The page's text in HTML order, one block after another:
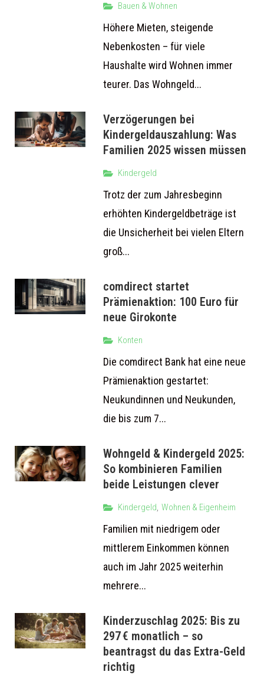
Bauen & Wohnen
Höhere Mieten, steigende
Nebenkosten – für viele
Haushalte wird Wohnen immer
teurer. Das Wohngeld...
Verzögerungen bei
Kindergeldauszahlung: Was
Familien 2025 wissen müssen
Kindergeld
Trotz der zum Jahresbeginn
erhöhten Kindergeldbeträge ist
die Unsicherheit bei vielen Eltern
groß...
comdirect startet
Prämienaktion: 100 Euro für
neue Girokonte
Konten
Die comdirect Bank hat eine neue
Prämienaktion gestartet:
Neukundinnen und Neukunden,
die bis zum 7...
Wohngeld & Kindergeld 2025:
So kombinieren Familien
beide Leistungen clever
Kindergeld, Wohnen & Eigenheim
Familien mit niedrigem oder
mittlerem Einkommen können
auch im Jahr 2025 weiterhin
mehrere...
Kinderzuschlag 2025: Bis zu
297 € monatlich – so
beantragst du das Extra-Geld
richtig